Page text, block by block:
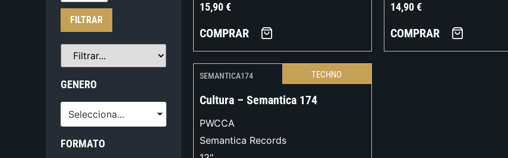
FILTRAR
GENERO
Selecciona...
FORMATO
15,90€
COMPRAR
14,90€
COMPRAR
SEMANTICA174 TECHNO
Cultura – Semantica 174
PWCCA
Semantica Records